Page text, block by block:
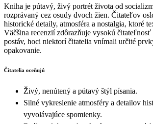
Kniha je pútavý, živý portrét života od
rozprávaný cez osudy dvoch žien. Čitateľov
historické detaily, atmosféra a nostalgia, ktoré
Väčšina recenzií zdôrazňuje vysokú čitateľnosť
postáv, hoci niektorí čitatelia vnímali určité
opakovanie.
Čitatelia oceňujú
Živý, nenútený a pútavý štýl písania.
Silné vykreslenie atmosféry a detailov
vyvolávajúce spomienky.